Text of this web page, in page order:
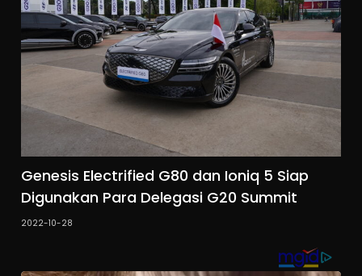
Genesis Electrified G80 dan Ioniq 5 Siap
Digunakan Para Delegasi G20 Summit
2022-10-28